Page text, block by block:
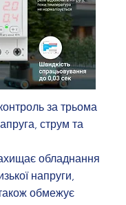
за трьома
струм та
обладнання
напруги,
обмежує